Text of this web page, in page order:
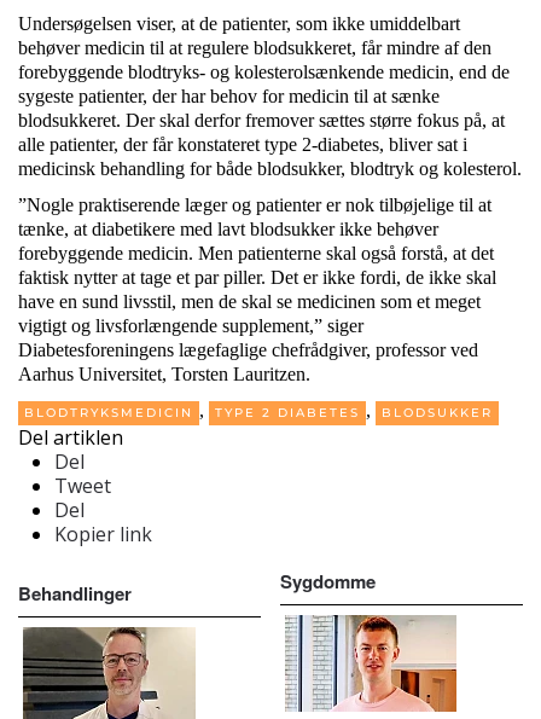
Undersøgelsen viser, at de patienter, som ikke umiddelbart
behøver medicin til at regulere blodsukkeret, får mindre af den
forebyggende blodtryks- og kolesterolsænkende medicin, end de
sygeste patienter, der har behov for medicin til at sænke
blodsukkeret. Der skal derfor fremover sættes større fokus på, at
alle patienter, der får konstateret type 2-diabetes, bliver sat i
medicinsk behandling for både blodsukker, blodtryk og kolesterol.
”Nogle praktiserende læger og patienter er nok tilbøjelige til at
tænke, at diabetikere med lavt blodsukker ikke behøver
forebyggende medicin. Men patienterne skal også forstå, at det
faktisk nytter at tage et par piller. Det er ikke fordi, de ikke skal
have en sund livsstil, men de skal se medicinen som et meget
vigtigt og livsforlængende supplement,” siger
Diabetesforeningens lægefaglige chefrådgiver, professor ved
Aarhus Universitet, Torsten Lauritzen.
BLODTRYKSMEDICIN , TYPE 2 DIABETES , BLODSUKKER
Del artiklen
Del
Tweet
Del
Kopier link
Behandlinger Sygdomme